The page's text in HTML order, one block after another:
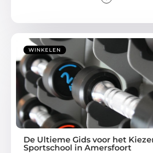
WINKELEN
De Ultieme Gids voor het
Sportschool in Amersfoort